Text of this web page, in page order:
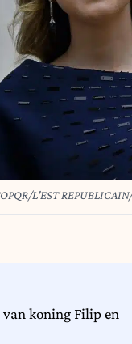
L'EST
koning Filip en